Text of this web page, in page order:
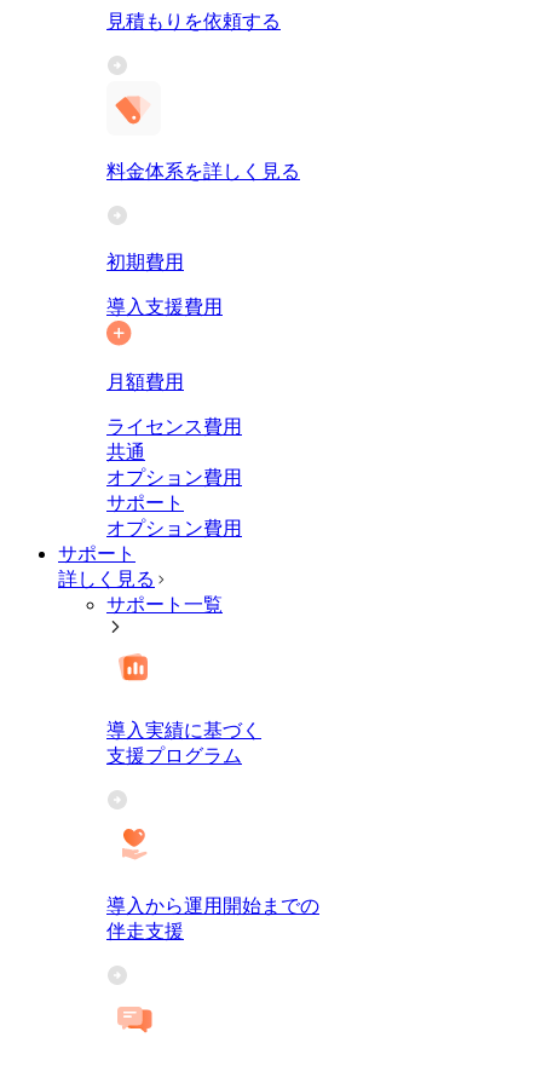
見積もりを依頼する
料金体系を詳しく見る
初期費用
導入支援費用
月額費用
ライセンス費用
共通
オプション費用
サポート
オプション費用
サポート
詳しく見る
サポート一覧
導入実績に基づく
支援プログラム
導入から運用開始までの
伴走支援